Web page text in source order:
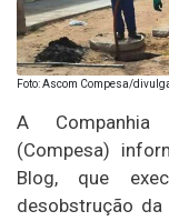
Foto: Ascom Compesa/
A Companhia
(Compesa)
Blog, que
desobstrução